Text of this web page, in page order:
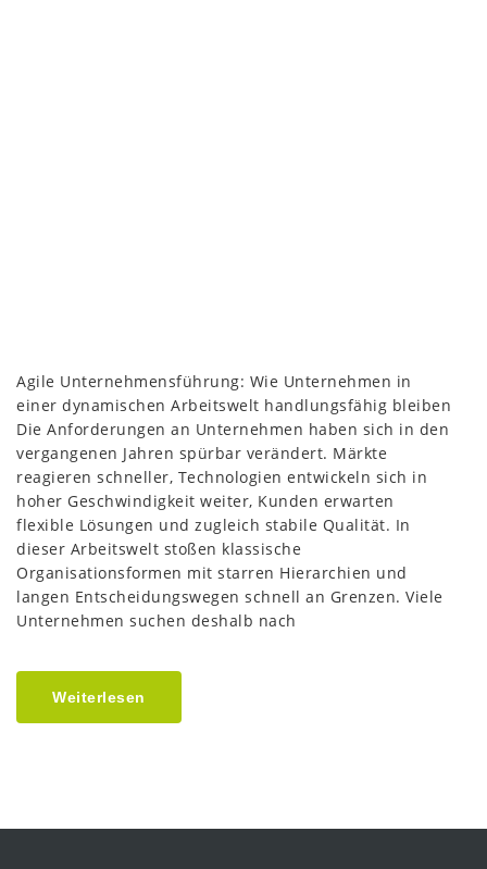
Agile Unternehmensführung: Wie Unternehmen in
einer dynamischen Arbeitswelt handlungsfähig bleiben
Die Anforderungen an Unternehmen haben sich in den
vergangenen Jahren spürbar verändert. Märkte
reagieren schneller, Technologien entwickeln sich in
hoher Geschwindigkeit weiter, Kunden erwarten
flexible Lösungen und zugleich stabile Qualität. In
dieser Arbeitswelt stoßen klassische
Organisationsformen mit starren Hierarchien und
langen Entscheidungswegen schnell an Grenzen. Viele
Unternehmen suchen deshalb nach
Weiterlesen